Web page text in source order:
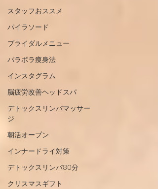
スタッフおススメ
パイラソード
ブライダルメニュー
パラボラ痩身法
インスタグラム
脳疲労改善ヘッドスパ
デトックスリンパマッサー
ジ
朝活オープン
インナードライ対策
デトックスリンパ80分
クリスマスギフト